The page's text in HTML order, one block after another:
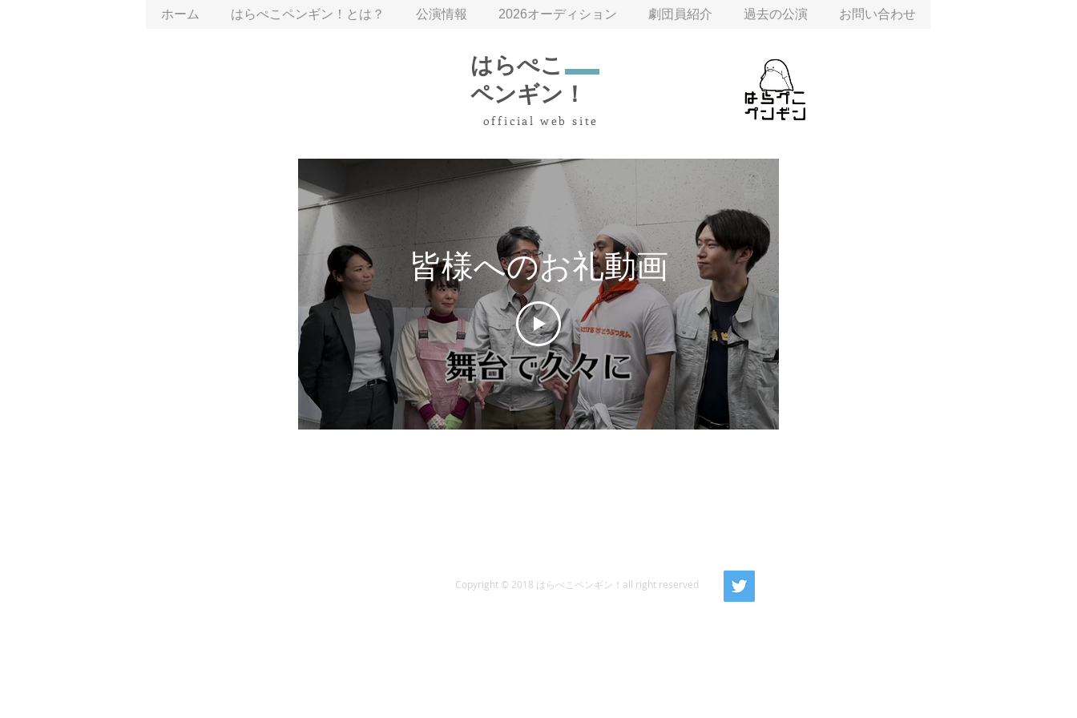
ホーム はらぺこペンギン！とは？ 公演情報 2026オーディション 劇団員紹介 過去の公演 お問い合わせ
はらぺこ
ペンギン！
​ official web site
皆様へのお礼動画
Copyright © 2018 はらぺこペンギン！all right reserved